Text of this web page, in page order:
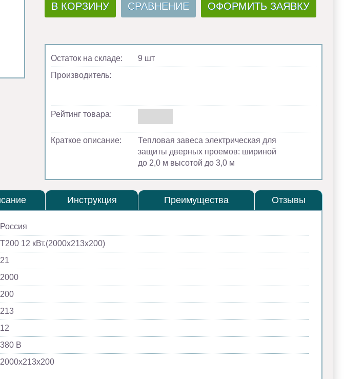
В КОРЗИНУ СРАВНЕНИЕ ОФОРМИТЬ ЗАЯВКУ
Остаток на складе:
9 шт
Производитель:
Рейтинг товара:
Краткое описание:
Тепловая завеса электрическая для
защиты дверных проемов: шириной
до 2,0 м высотой до 3,0 м
Инструкция Преимущества Отзывы
Россия
Т200 12 кВт.(2000х213х200)
21
2000
200
213
12
380 В
2000х213х200